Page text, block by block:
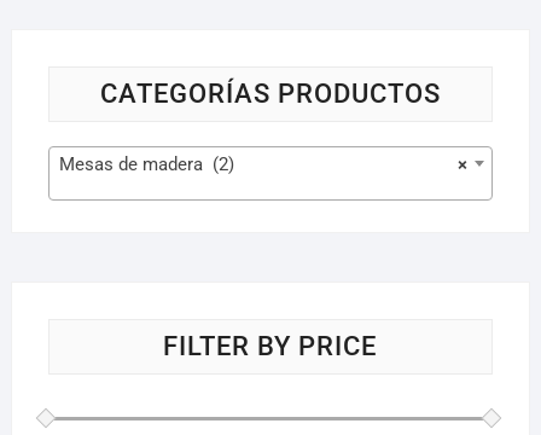
CATEGORÍAS PRODUCTOS
×
Mesas de madera (2)
FILTER BY PRICE